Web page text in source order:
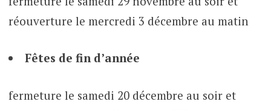
réouverture le mercredi 3 décembre au matin
Fêtes de fin d’année
fermeture le samedi 20 décembre au soir et